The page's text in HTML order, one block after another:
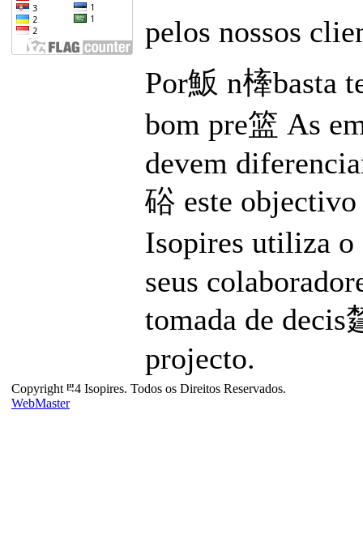
pelos nossos
Por魬 n㯠basta
bom pre篮 As
devem
硲 este objectivo
Isopires utiliza o
seus
tomada de
projecto.
Copyright ⰱ4 Isopires. Todos os Direitos Reservados.
WebMaster